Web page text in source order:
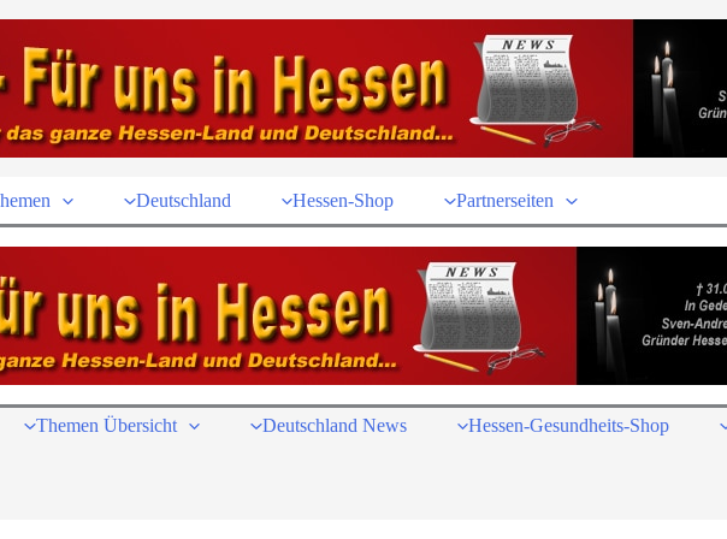
Deutschland Hessen-Shop Partnerseiten
Themen Übersicht Deutschland News Hessen-Gesundheits-Shop